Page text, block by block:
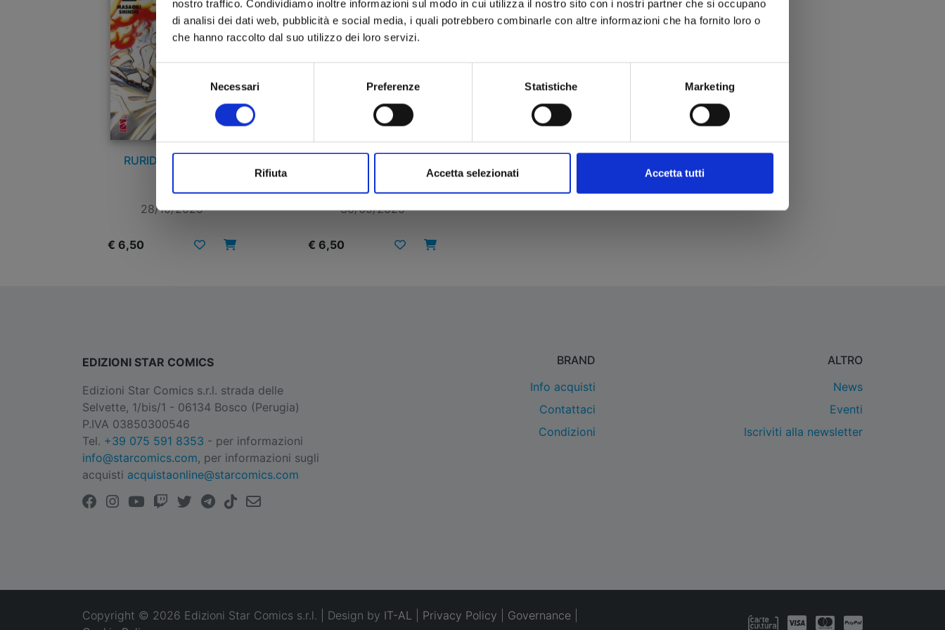
nostro traffico. Condividiamo inoltre informazioni sul modo in cui utilizza il nostro sito con i nostri partner che si occupano
di analisi dei dati web, pubblicità e social media, i quali potrebbero combinarle con altre informazioni che ha fornito loro o
che hanno raccolto dal suo utilizzo dei loro servizi.
Selezione
consenso
Necessari Preferenze Statistiche Marketing
Rifiuta Accetta selezionati Accetta tutti
RURIDRAGON n. 2
28/10/2025
€ 6,50
30/09/2025
€ 6,50
EDIZIONI STAR COMICS
Edizioni Star Comics s.r.l. strada delle
Selvette, 1/bis/1 - 06134 Bosco (Perugia)
P.IVA 03850300546
Tel. +39 075 591 8353 - per informazioni
info@starcomics.com, per informazioni sugli
acquisti acquistaonline@starcomics.com
BRAND
Info acquisti
Contattaci
Condizioni
ALTRO
News
Eventi
Iscriviti alla newsletter
Copyright © 2026 Edizioni Star Comics s.r.l. | Design by IT-AL Privacy Policy Governance